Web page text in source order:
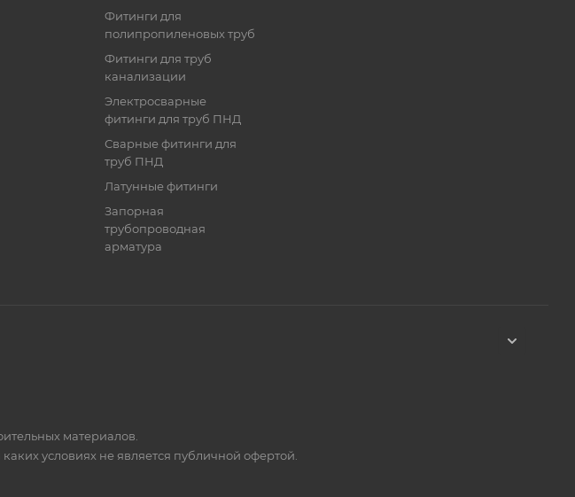
Фитинги для
полипропиленовых труб
Фитинги для труб
канализации
Электросварные
фитинги для труб ПНД
Сварные фитинги для
труб ПНД
Латунные фитинги
Запорная
трубопроводная
арматура
материалов.
условиях не является публичной офертой.